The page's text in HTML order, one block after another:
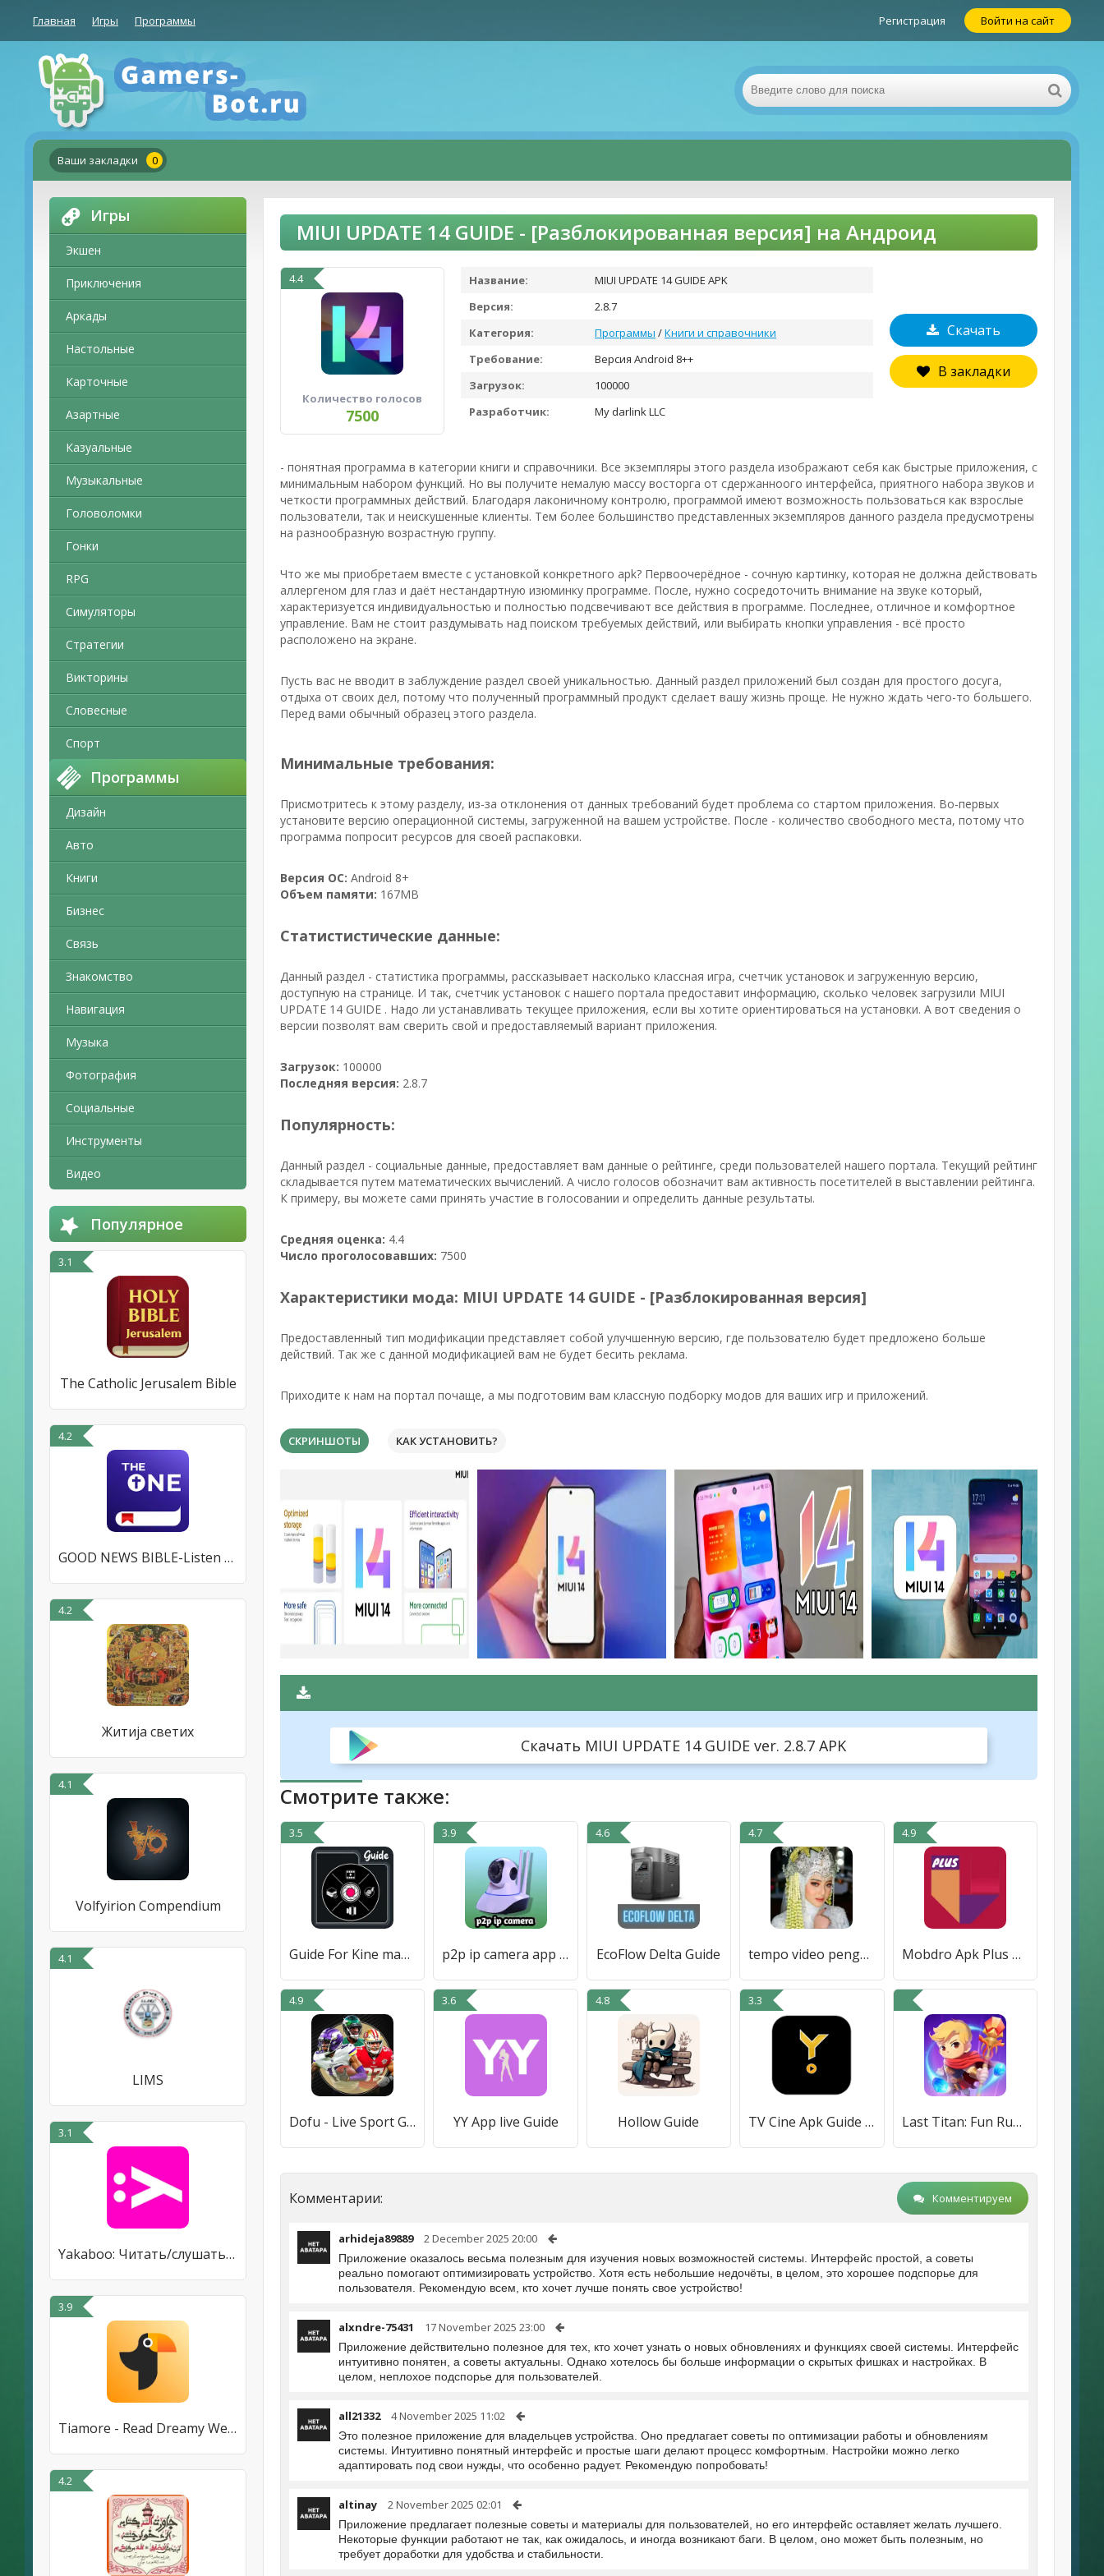
Главная Игры Программы Регистрация Войти на сайт
Ваши закладки 0
Игры
Экшен
Приключения
Аркады
Настольные
Карточные
Азартные
Казуальные
Музыкальные
Головоломки
Гонки
RPG
Симуляторы
Стратегии
Викторины
Словесные
Спорт
Программы
Дизайн
Авто
Книги
Бизнес
Связь
Знакомство
Навигация
Музыка
Фотография
Социальные
Инструменты
Видео
Популярное
3.1
The Catholic Jerusalem Bible
4.2
GOOD NEWS BIBLE-Listen & Watch
4.2
Житија светих
4.1
Volfyirion Compendium
4.1
LIMS
3.1
Yakaboo: Читать/слушать книги
3.9
Tiamore - Read Dreamy Webnovel
4.2
MIUI UPDATE 14 GUIDE - [Разблокированная версия] на Андроид
4.4
Количество голосов
7500
Скачать
В закладки
Название:
MIUI UPDATE 14 GUIDE APK
Версия:
2.8.7
Категория:
Программы /Книги и справочники
Требование:
Версия Android 8++
Загрузок:
100000
Разработчик:
My darlink LLC
- понятная программа в категории книги и справочники. Все экземпляры этого раздела изображают себя как быстрые приложения, с
минимальным набором функций. Но вы получите немалую массу восторга от сдержанноого интерфейса, приятного набора звуков и
четкости программных действий. Благодаря лаконичному контролю, программой имеют возможность пользоваться как взрослые
пользователи, так и неискушенные клиенты. Тем более большинство представленных экземпляров данного раздела предусмотрены
на разнообразную возрастную группу.
Что же мы приобретаем вместе с установкой конкретного apk? Первоочерёдное - сочную картинку, которая не должна действовать
аллергеном для глаз и даёт нестандартную изюминку программе. После, нужно сосредоточить внимание на звуке который,
характеризуется индивидуальностью и полностью подсвечивают все действия в программе. Последнее, отличное и комфортное
управление. Вам не стоит раздумывать над поиском требуемых действий, или выбирать кнопки управления - всё просто
расположено на экране.
Пусть вас не вводит в заблуждение раздел своей уникальностью. Данный раздел приложений был создан для простого досуга,
отдыха от своих дел, потому что полученный программный продукт сделает вашу жизнь проще. Не нужно ждать чего-то большего.
Перед вами обычный образец этого раздела.
Минимальные требования:
Присмотритесь к этому разделу, из-за отклонения от данных требований будет проблема со стартом приложения. Во-первых
установите версию операционной системы, загруженной на вашем устройстве. После - количество свободного места, потому что
программа попросит ресурсов для своей распаковки.
Версия ОС: Android 8+
Объем памяти: 167MB
Статистистические данные:
Данный раздел - статистика программы, рассказывает насколько классная игра, счетчик установок и загруженную версию,
доступную на странице. И так, счетчик установок с нашего портала предоставит информацию, сколько человек загрузили MIUI
UPDATE 14 GUIDE . Надо ли устанавливать текущее приложения, если вы хотите ориентироваться на установки. А вот сведения о
версии позволят вам сверить свой и предоставляемый вариант приложения.
Загрузок: 100000
Последняя версия: 2.8.7
Популярность:
Данный раздел - социальные данные, предоставляет вам данные о рейтинге, среди пользователей нашего портала. Текущий рейтинг
складывается путем математических вычислений. А число голосов обозначит вам активность посетителей в выставлении рейтинга.
К примеру, вы можете сами принять участие в голосовании и определить данные результаты.
Средняя оценка: 4.4
Число проголосовавших: 7500
Характеристики мода: MIUI UPDATE 14 GUIDE - [Разблокированная версия]
Предоставленный тип модификации представляет собой улучшенную версию, где пользователю будет предложено больше
действий. Так же с данной модификацией вам не будет бесить реклама.
Приходите к нам на портал почаще, а мы подготовим вам классную подборку модов для ваших игр и приложений.
СКРИНШОТЫ КАК УСТАНОВИТЬ?
Скачать MIUI UPDATE 14 GUIDE ver. 2.8.7 APK
Смотрите также:
3.5
Guide For Kine master Editing
3.9
p2p ip camera app guide
4.6
EcoFlow Delta Guide
4.7
tempo video pengantin guide
4.9
Mobdro Apk Plus Guide
4.9
Dofu - Live Sport Guide
3.6
YY App live Guide
4.8
Hollow Guide
3.3
TV Cine Apk Guide Smart TV Last Titan: Fun Run Survivor!
Комментарии: Комментируем
arhideja89889 2 December 2025 20:00
Приложение оказалось весьма полезным для изучения новых возможностей системы. Интерфейс простой, а советы
реально помогают оптимизировать устройство. Хотя есть небольшие недочёты, в целом, это хорошее подспорье для
пользователя. Рекомендую всем, кто хочет лучше понять свое устройство!
alxndre-75431 17 November 2025 23:00
Приложение действительно полезное для тех, кто хочет узнать о новых обновлениях и функциях своей системы. Интерфейс
интуитивно понятен, а советы актуальны. Однако хотелось бы больше информации о скрытых фишках и настройках. В
целом, неплохое подспорье для пользователей.
all21332 4 November 2025 11:02
Это полезное приложение для владельцев устройства. Оно предлагает советы по оптимизации работы и обновлениям
системы. Интуитивно понятный интерфейс и простые шаги делают процесс комфортным. Настройки можно легко
адаптировать под свои нужды, что особенно радует. Рекомендую попробовать!
altinay 2 November 2025 02:01
Приложение предлагает полезные советы и материалы для пользователей, но его интерфейс оставляет желать лучшего.
Некоторые функции работают не так, как ожидалось, и иногда возникают баги. В целом, оно может быть полезным, но
требует доработки для удобства и стабильности.